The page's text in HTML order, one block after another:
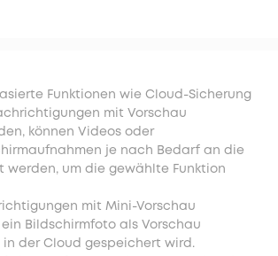
Funktionen wie Cloud-Sicherung
mit Vorschau
können Videos oder
je nach Bedarf an die
werden, um die gewählte Funktion
mit Mini-Vorschau
Bildschirmfoto als Vorschau
der Cloud gespeichert wird.